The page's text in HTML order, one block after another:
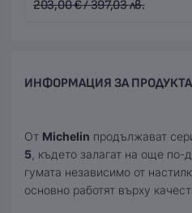
203,00 € / 397,03 лв.
ИНФОРМАЦИЯ ЗА ПРОДУКТА
От Michelin продължават
5 , където залагат на още
гумата независимо от
основно работят върху